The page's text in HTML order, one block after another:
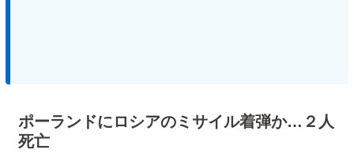
ポーランドにロシアのミサイル着弾か…２人
死亡